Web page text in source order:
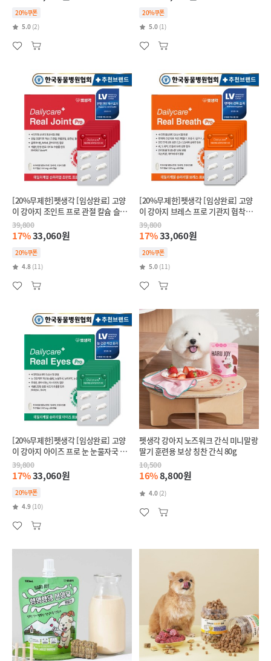
20%쿠폰
5.0 (2)
20%쿠폰
5.0 (1)
[20%무제한]펫생각 [임상완료] 고양
이 강아지 조인트 프로 관절 칼슘 슬개
골 연골 영양제 60정
39,800
17%33,060원
20%쿠폰
4.8 (11)
[20%무제한]펫생각 [임상완료] 고양
이 강아지 브레스 프로 기관지 협착증
호흡기 면역 영양제 60정
39,800
17%33,060원
20%쿠폰
5.0 (11)
[20%무제한]펫생각 [임상완료] 고양
이 강아지 아이즈 프로 눈 눈물자국 백
내장 염증 루테인 영양제 60정
39,800
17%33,060원
20%쿠폰
4.9 (10)
펫생각 강아지 노즈워크 간식 미니말랑
딸기 훈련용 보상 칭찬 간식 80g
10,500
16%8,800원
4.0 (2)